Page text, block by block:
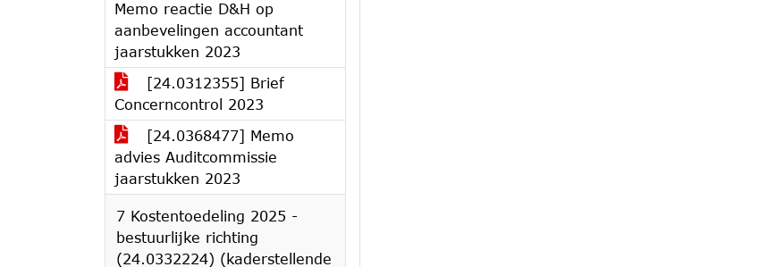
Memo reactie D&H op
aanbevelingen accountant
jaarstukken 2023
[24.0312355] Brief
Concerncontrol 2023
[24.0368477] Memo
advies Auditcommissie
jaarstukken 2023
7 Kostentoedeling 2025 -
bestuurlijke richting
(24.0332224) (kaderstellende